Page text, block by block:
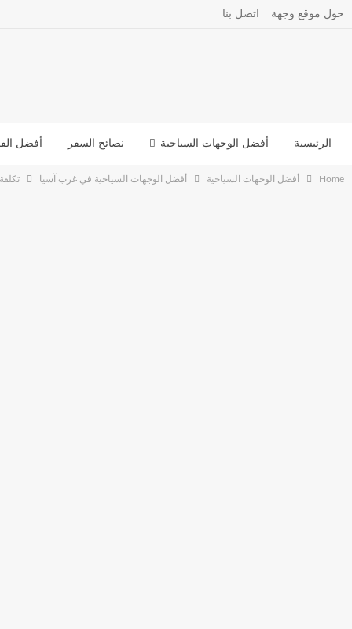
حول موقع وجهة اتصل بنا
الرئيسية أفضل الوجهات السياحية نصائح السفر أفضل
Home أفضل الوجهات السياحية أفضل الوجهات السياحية في غرب آسيا